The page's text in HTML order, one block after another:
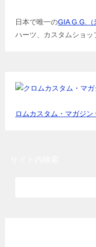
日本で唯一のGIA G.G.（
ハーツ、カスタムショッ
ロムカスタム・マガジン